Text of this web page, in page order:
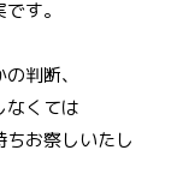
す。
判断、
なくては
お察しいたし